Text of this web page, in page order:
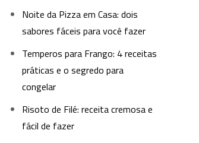
Noite da Pizza em Casa: dois
sabores fáceis para você fazer
Temperos para Frango: 4 receitas
práticas e o segredo para
congelar
Risoto de Filé: receita cremosa e
fácil de fazer